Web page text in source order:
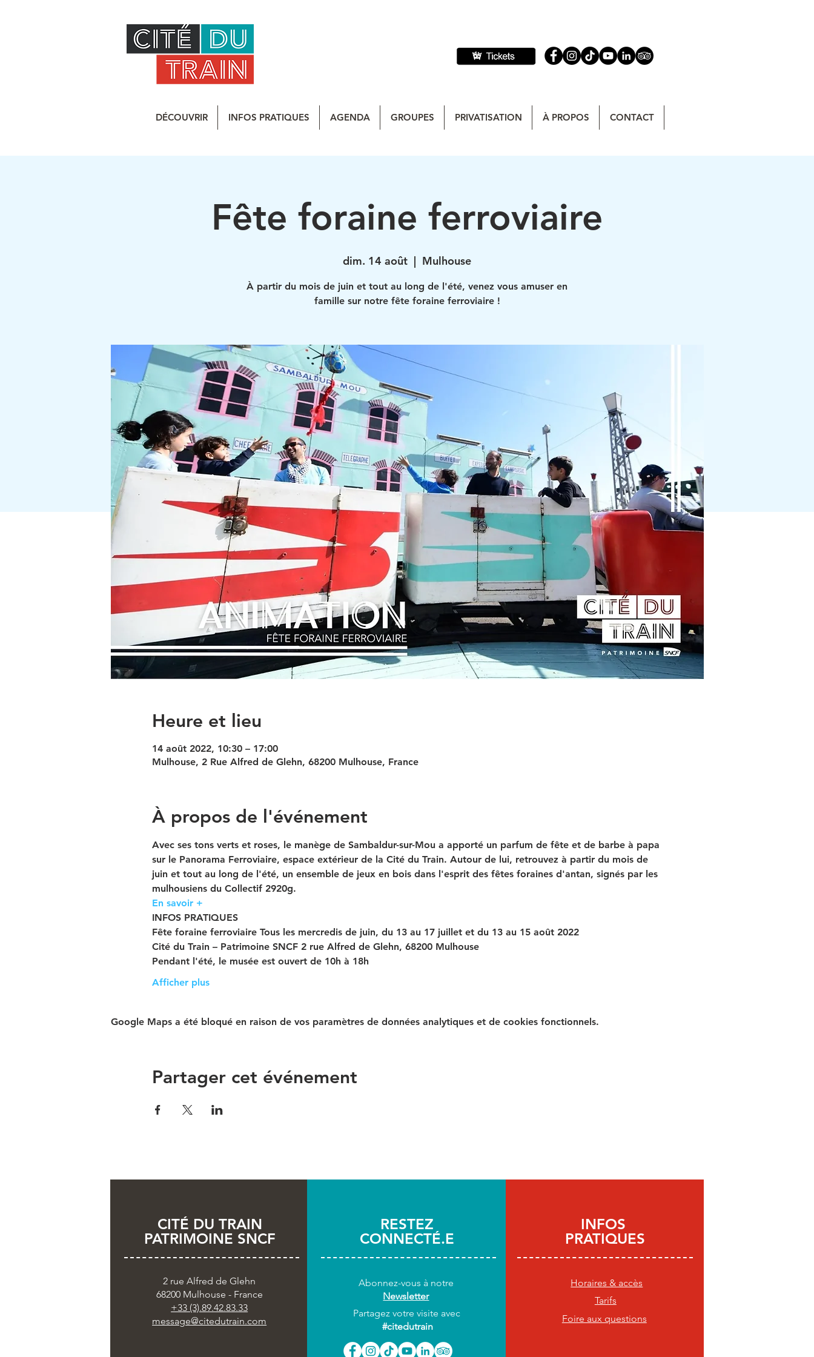
DÉCOUVRIR INFOS PRATIQUES AGENDA GROUPES PRIVATISATION À PROPOS CONTACT
Fête foraine ferroviaire
dim. 14 août
  |
Mulhouse
À partir du mois de juin et tout au long de l'été, venez vous amuser en
famille sur notre fête foraine ferroviaire !
Heure et lieu
14 août 2022, 10:30 – 17:00
Mulhouse, 2 Rue Alfred de Glehn, 68200 Mulhouse, France
À propos de l'événement
Avec ses tons verts et roses, le manège de Sambaldur-sur-Mou a apporté un parfum de fête et de barbe à papa
sur le Panorama Ferroviaire, espace extérieur de la Cité du Train. Autour de lui, retrouvez à partir du mois de
juin et tout au long de l'été, un ensemble de jeux en bois dans l'esprit des fêtes foraines d'antan, signés par les
mulhousiens du Collectif 2920g.
En savoir +
INFOS PRATIQUES
Fête foraine ferroviaire Tous les mercredis de juin, du 13 au 17 juillet et du 13 au 15 août 2022
Cité du Train – Patrimoine SNCF 2 rue Alfred de Glehn, 68200 Mulhouse
Pendant l'été, le musée est ouvert de 10h à 18h
Afficher plus
Google Maps a été bloqué en raison de vos paramètres de données analytiques et de cookies fonctionnels.
Partager cet événement
CITÉ DU TRAIN
PATRIMOINE SNCF
2 rue Alfred de Glehn
68200 Mulhouse - France
+33 (3).89.42.83.33
message@citedutrain.com
RESTEZ
CONNECTÉ.E
Abonnez-vous à notre
Newsletter
Partagez votre visite avec
#citedutrain
INFOS
PRATIQUES
Horaires & accès
Tarifs
Foire aux questions